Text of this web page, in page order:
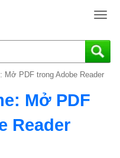
T
g
g
Mở PDF trong Adobe Reader
Mở PDF
Reader